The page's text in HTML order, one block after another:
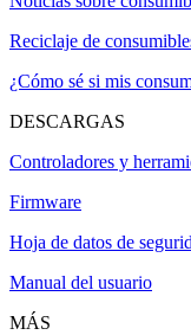
Reciclaje de
¿Cómo sé si mis
DESCARGAS
Controladores y
Firmware
Hoja de datos de
Manual del usuario
MÁS